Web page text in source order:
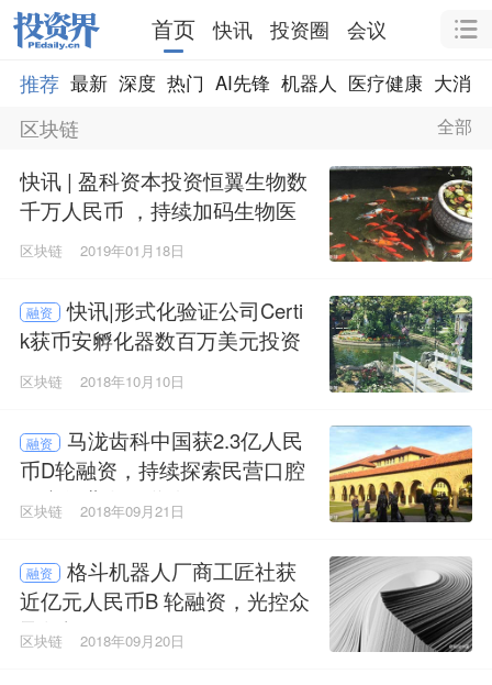
首页 快讯 投资圈
会议
推荐 最新 深度 热门 AI先锋 机器人 医疗健康 大消费
区块链 全部
快讯 | 盈科资本投资恒翼生物数
千万人民币 ，持续加码生物医
药投资
区块链 2019年01月18日
融资
快讯|形式化验证公司Certi
k获币安孵化器数百万美元投资
区块链 2018年10月10日
融资
马泷齿科中国获2.3亿人民
币D轮融资，持续探索民营口腔
医疗行业发展道路
区块链 2018年09月21日
融资
格斗机器人厂商工匠社获
近亿元人民币B 轮融资，光控众
盈领投
区块链 2018年09月20日